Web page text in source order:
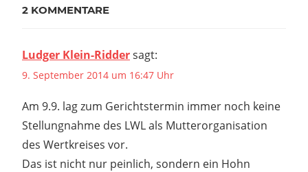
2 KOMMENTARE
Ludger Klein-Riddersagt:
9. September 2014 um 16:47 Uhr
Am 9.9. lag zum Gerichtstermin immer noch keine
Stellungnahme des LWL als Mutterorganisation
des Wertkreises vor.
Das ist nicht nur peinlich, sondern ein Hohn